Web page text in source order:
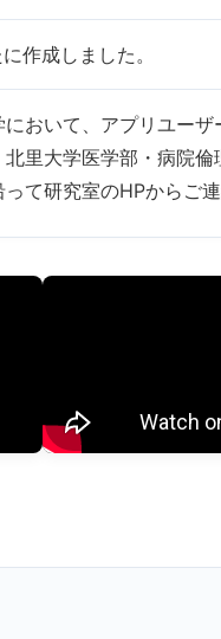
作成しました。
おいて、アプリユー
里大学医学部・病院
て研究室のHPからご